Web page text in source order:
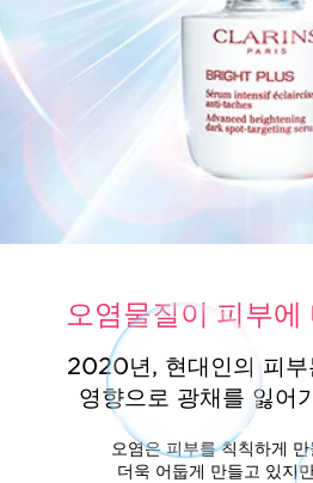
오염물질이 피부
2020년, 현대인의 피부
영향으로 광채를 잃어
오염은 피부를 칙칙하게
더욱 어둡게 만들고 있지